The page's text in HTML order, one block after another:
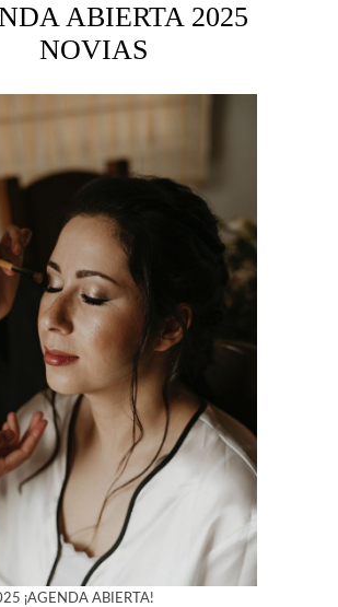
ABIERTA 2025
NOVIAS
¡AGENDA ABIERTA!